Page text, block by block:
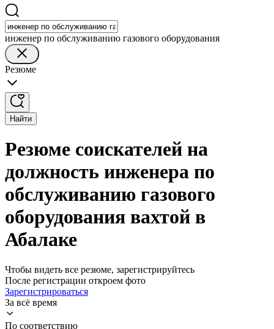
инженер по обслуживанию газового оборудования
Резюме
Найти
Резюме соискателей на
должность инженера по
обслуживанию газового
оборудования вахтой в
Абалаке
Чтобы видеть все резюме, зарегистрируйтесь
После регистрации откроем фото
Зарегистрироваться
За всё время
По соответствию